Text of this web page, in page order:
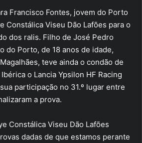
Francisco Fontes, jovem do Porto
Constálica Viseu Dão Lafões para o
dos ralis. Filho de José Pedro
do Porto, de 18 anos de idade,
teve ainda o condão de
o Lancia Ypsilon HF Racing
participação no 31.º lugar entre
a prova.
Constálica Viseu Dão Lafões
dadas de que estamos perante